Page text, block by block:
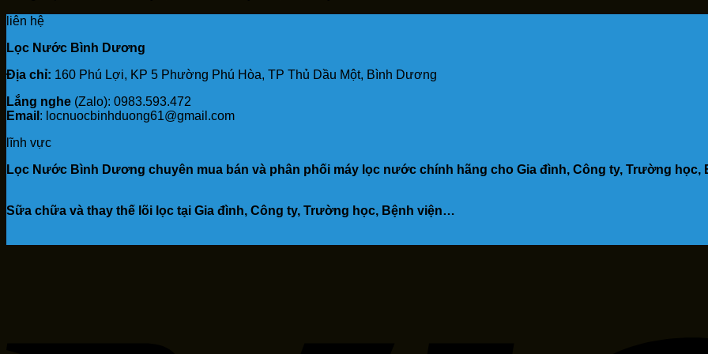
liên hệ
Lọc Nước Bình Dương
Địa chỉ: 160 Phú Lợi, KP 5 Phường Phú Hòa, TP Thủ Dầu Một, Bình Dương
Lắng nghe (Zalo): 0983.593.472
Email : locnuocbinhduong61@gmail.com
lĩnh vực
Lọc Nước Bình Dương chuyên mua bán và phân phối máy lọc nước chính hãng cho Gia đình, Công ty, Trường học,
Sữa chữa và thay thế lõi lọc tại Gia đình, Công ty, Trường học, Bệnh viện…